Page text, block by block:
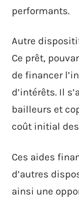
performants.
Autre
Ce prêt,
de financer
d’intérêts. Il
bailleurs et
coût initial
Ces aides
d’autres
ainsi une